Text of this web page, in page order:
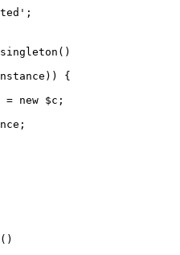
{
= new $c;